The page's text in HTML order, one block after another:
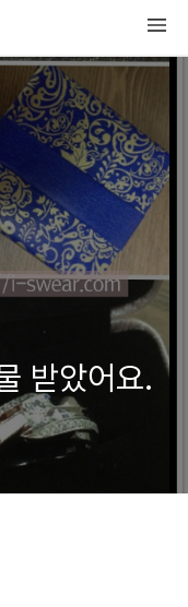
받았어요.